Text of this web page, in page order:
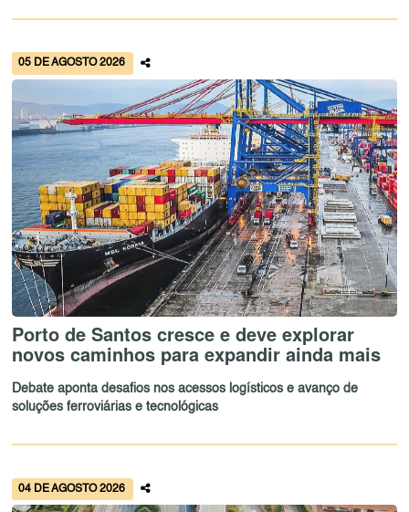
05 DE AGOSTO 2026
Porto de Santos cresce e deve explorar
novos caminhos para expandir ainda mais
Debate aponta desafios nos acessos logísticos e avanço de
soluções ferroviárias e tecnológicas
04 DE AGOSTO 2026